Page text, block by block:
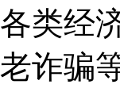
各类经
老诈骗